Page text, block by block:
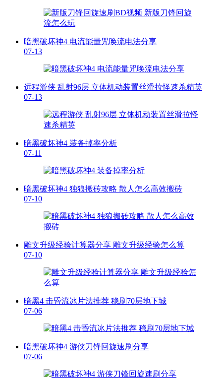
暗黑破坏神4 电流能量咒唤流电法分享
07-13
远程游侠 乱射96层 立体机动装置丝滑拉怪速杀精英
07-13
暗黑破坏神4 装备掉率分析
07-11
暗黑破坏神4 独狼搬砖攻略 散人怎么高效搬砖
07-10
雕文升级经验计算器分享 雕文升级经验怎么算
07-10
暗黑4 击昏流冰片法推荐 稳刷70层地下城
07-06
暗黑破坏神4 游侠刀锋回旋速刷分享
07-06